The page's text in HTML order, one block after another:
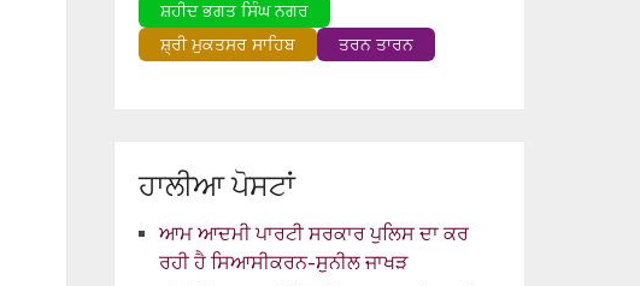
ਸ਼ਹੀਦ ਭਗਤ ਸਿੰਘ ਨਗਰ
ਸ਼੍ਰੀ ਮੁਕਤਸਰ ਸਾਹਿਬ
ਤਰਨ ਤਾਰਨ
ਹਾਲੀਆ ਪੋਸਟਾਂ
ਆਮ ਆਦਮੀ ਪਾਰਟੀ ਸਰਕਾਰ ਪੁਲਿਸ ਦਾ ਕਰ
ਰਹੀ ਹੈ ਸਿਆਸੀਕਰਨ-ਸੁਨੀਲ ਜਾਖੜ